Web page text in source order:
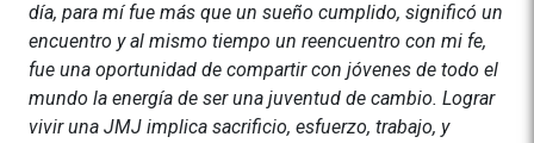
día, para mí fue más que un sueño cumplido, significó un
encuentro y al mismo tiempo un reencuentro con mi fe,
fue una oportunidad de compartir con jóvenes de todo el
mundo la energía de ser una juventud de cambio. Lograr
vivir una JMJ implica sacrificio, esfuerzo, trabajo, y